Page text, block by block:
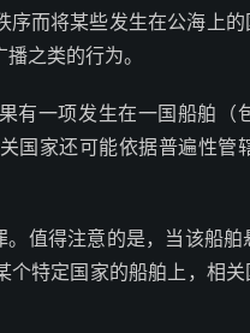
序而将某些发生在公海上
之类的行为。
有一项发生在一国船舶（
国家还可能依据普遍性管
。值得注意的是，当该船
个特定国家的船舶上，相